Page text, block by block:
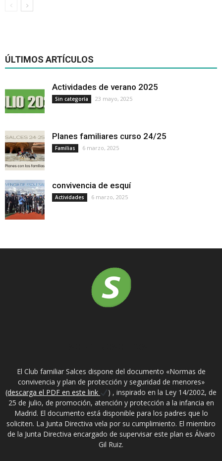
ÚLTIMOS ARTÍCULOS
Actividades de verano 2025
Sin categoría 23 mayo, 2025
Planes familiares curso 24/25
Familias 6 marzo, 2025
convivencia de esquí
Actividades 6 marzo, 2025
El Club familiar Salces dispone del documento «Normas de
convivencia y plan de protección y seguridad de menores»
(descarga el PDF en este link
) , inspirado en la Ley 14/2002, de
25 de julio, de promoción, atención y protección a la infancia en
Madrid. El documento está disponible para los padres que lo
soliciten. La Junta Directiva vela por su cumplimiento. El miembro
de la Junta Directiva encargado de supervisar este plan es Álvaro
Gil Ruiz.